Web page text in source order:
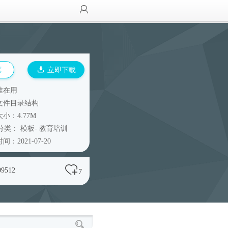
立即下载
在用
件目录结构
小：4.77M
类： 模板- 教育培训
间：2021-07-20
7